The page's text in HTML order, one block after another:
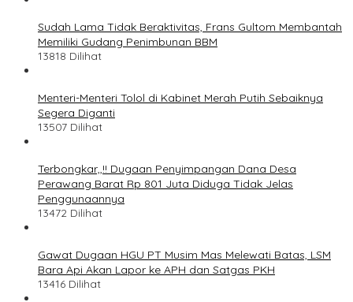
Sudah Lama Tidak Beraktivitas, Frans Gultom Membantah
Memiliki Gudang Penimbunan BBM
13818 Dilihat
Menteri-Menteri Tolol di Kabinet Merah Putih Sebaiknya
Segera Diganti
13507 Dilihat
Terbongkar,,!! Dugaan Penyimpangan Dana Desa
Perawang Barat Rp 801 Juta Diduga Tidak Jelas
Penggunaannya
13472 Dilihat
Gawat Dugaan HGU PT Musim Mas Melewati Batas, LSM
Bara Api Akan Lapor ke APH dan Satgas PKH
13416 Dilihat